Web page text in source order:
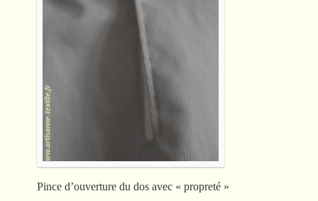
Pince d’ouverture du dos avec « propreté »